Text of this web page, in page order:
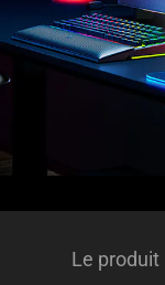
Le